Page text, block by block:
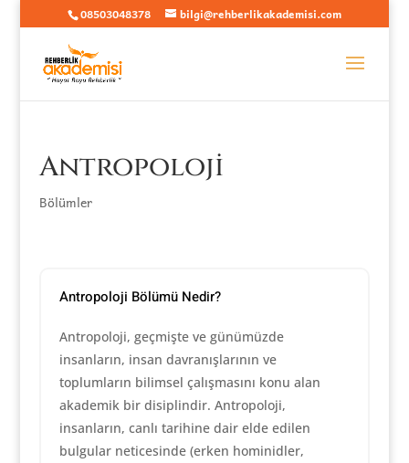
08503048378 bilgi@rehberlikakademisi.com
Antropoloji
Bölümler
Antropoloji Bölümü Nedir?
Antropoloji, geçmişte ve günümüzde
insanların, insan davranışlarının ve
toplumların bilimsel çalışmasını konu alan
akademik bir disiplindir. Antropoloji,
insanların, canlı tarihine dair elde edilen
bulgular neticesinde (erken hominidler,